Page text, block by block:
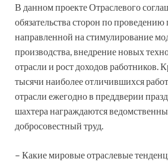
В данном проекте Отраслевого
обязательства сторон по проведению
направленной на стимулирование
производства, внедрение новых
отрасли и рост доходов работников.
тысячи наиболее отличившихся
отрасли ежегодно в преддверии
шахтера награждаются
добросовестный труд.
– Какие мировые отраслевые